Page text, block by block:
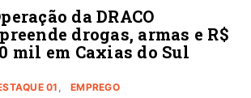
da DRACO
drogas, armas e R$
mil em Caxias do Sul
01 EMPREGO